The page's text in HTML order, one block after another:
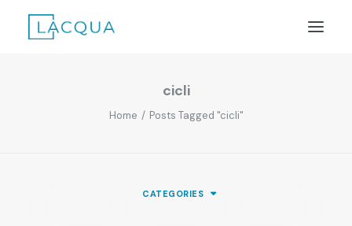
cicli
Home Posts Tagged "cicli"
CATEGORIES